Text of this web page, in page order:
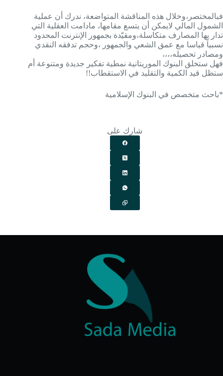
فبالمختصر،وخلال هذه المناقشة المتواضعة، ندرك أن عملية
الشمول المالي لايمكن أن يتسع مقامها، مادامت العقلية التي
تدار بها المصارف متكاسلة،ومقيّدة بجمهور الإنترنت المحدود
نسبياً قياسا مع عمق الشعي والجمهور ،وحجم تدفقه النقدي
ومصادر تحصيله،،،،
فهل ستخلق البنوك الموريتانية نمطية تفكير جديدة ومتنوعة أم
ستظل قيد الكمية والتقليد في الاستقطاب!!
*باحث متخصص في البنوك الإسلامية
شارك على